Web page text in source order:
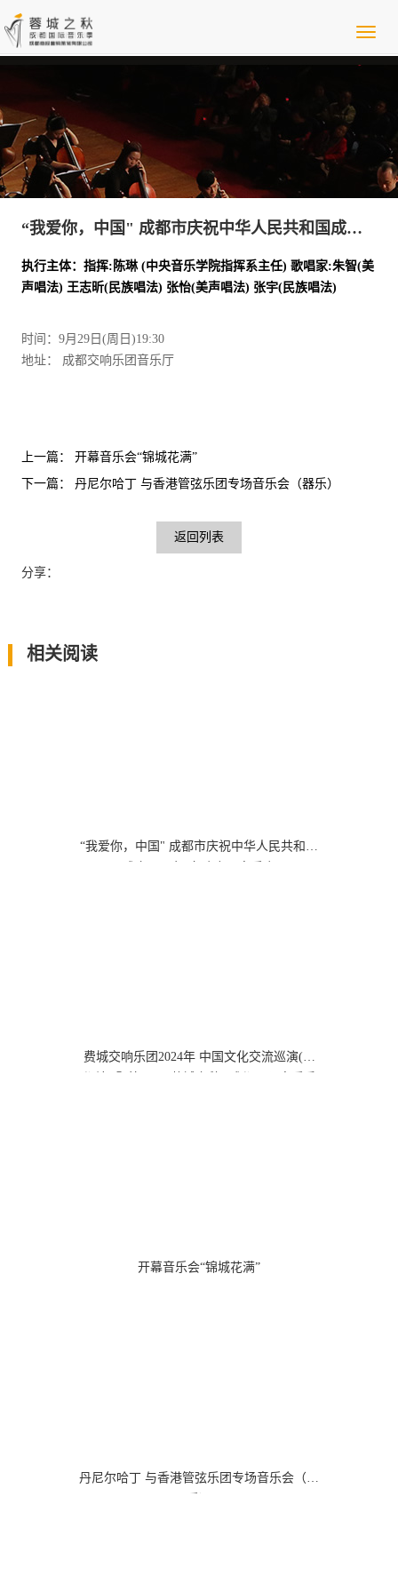
“我爱你，中国" 成都市庆祝中华人民共和国成立75周年 交响合唱音乐会
执行主体：指挥:陈琳 (中央音乐学院指挥系主任) 歌唱家:朱智(美
声唱法) 王志昕(民族唱法) 张怡(美声唱法) 张宇(民族唱法)
时间：9月29日(周日)19:30
地址： 成都交响乐团音乐厅
上一篇： 开幕音乐会“锦城花满”
下一篇： 丹尼尔哈丁 与香港管弦乐团专场音乐会（器乐）
返回列表
分享：
相关阅读
“我爱你，中国" 成都市庆祝中华人民共和国
费城交响乐团2024年 中国文化交流巡演(成
开幕音乐会“锦城花满”
丹尼尔哈丁 与香港管弦乐团专场音乐会（器